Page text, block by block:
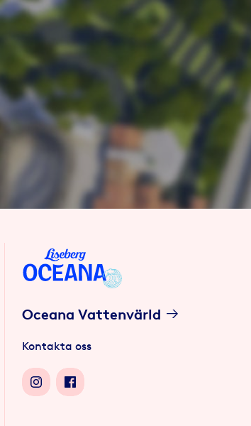
Oceana Vattenvärld
Kontakta oss